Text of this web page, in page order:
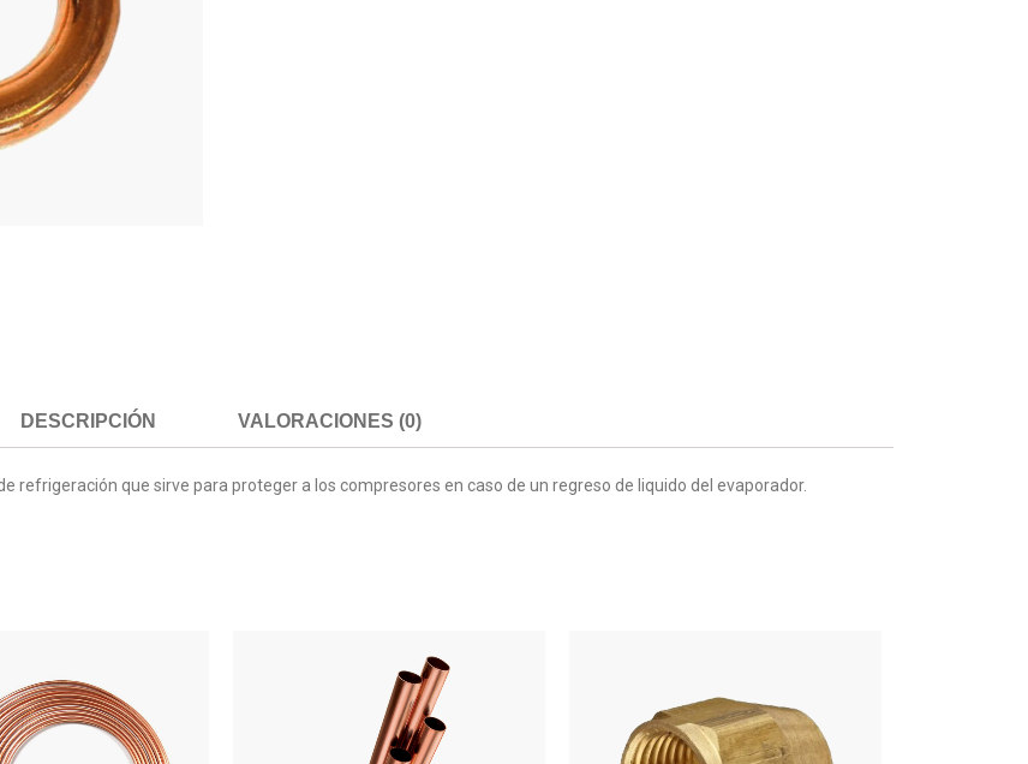
DESCRIPCIÓN VALORACIONES (0)
refrigeración que sirve para proteger a los compresores en caso de un regreso de liquido del evaporador.